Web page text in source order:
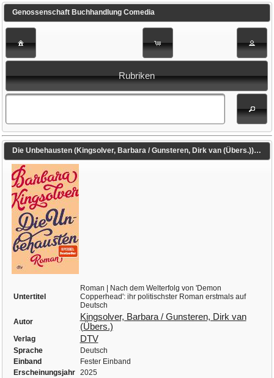
Genossenschaft Buchhandlung Comedia
Rubriken
Die Unbehausten (Kingsolver, Barbara / Gunsteren, Dirk van (Übers.))
Untertitel
Roman | Nach dem Welterfolg von 'Demon
Copperhead': ihr politischster Roman erstmals auf
Deutsch
Autor
Kingsolver, Barbara / Gunsteren, Dirk van
(Übers.)
Verlag DTV
Sprache
Deutsch
Einband
Fester Einband
Erscheinungsjahr
2025